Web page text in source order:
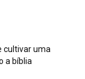
cultivar uma
a bíblia